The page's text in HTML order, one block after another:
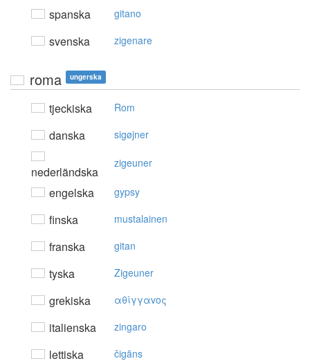
spanska
gitano
svenska zigenare
roma ungerska
tjeckiska Rom
danska sigøjner
nederländska
zigeuner
engelska gypsy
finska mustalainen
franska gitan
tyska Zigeuner
grekiska αθίγγαvoς
italienska zingaro
lettiska čigāns